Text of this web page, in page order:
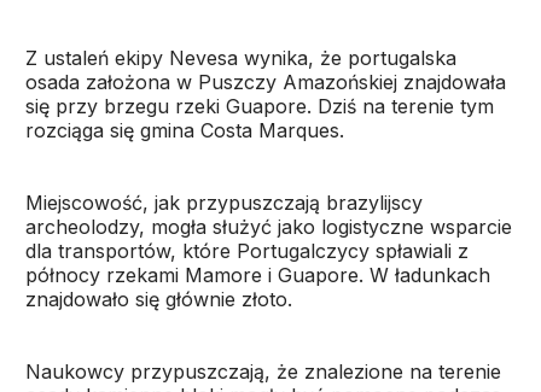
Z ustaleń ekipy Nevesa wynika, że portugalska
osada założona w Puszczy Amazońskiej znajdowała
się przy brzegu rzeki Guapore. Dziś na terenie tym
rozciąga się gmina Costa Marques.
Miejscowość, jak przypuszczają brazylijscy
archeolodzy, mogła służyć jako logistyczne wsparcie
dla transportów, które Portugalczycy spławiali z
północy rzekami Mamore i Guapore. W ładunkach
znajdowało się głównie złoto.
Naukowcy przypuszczają, że znalezione na terenie